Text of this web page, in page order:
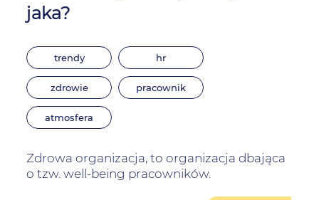
jaka?
trendy hr
zdrowie pracownik
atmosfera
Zdrowa organizacja, to organizacja dbająca
o tzw. well-being pracowników.